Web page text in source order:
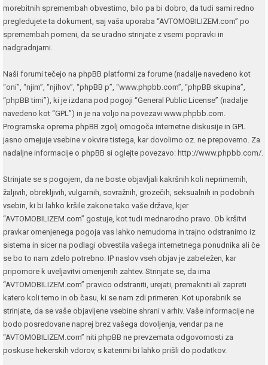
morebitnih spremembah obvestimo, bilo pa bi dobro, da tudi sami redno
pregledujete ta dokument, saj vaša uporaba “AVTOMOBILIZEM.com” po
spremembah pomeni, da se uradno strinjate z vsemi popravki in
nadgradnjami.
Naši forumi tečejo na phpBB platformi za forume (nadalje navedeno kot
“oni”, “njim”, “njihov”, “phpBB p”, “www.phpbb.com”, “phpBB skupina”,
“phpBB timi”), ki je izdana pod pogoji “General Public License” (nadalje
navedeno kot “GPL”) in je na voljo na povezavi www.phpbb.com.
Programska oprema phpBB zgolj omogoča internetne diskusije in GPL
jasno omejuje vsebine v okvire tistega, kar dovolimo oz. ne prepovemo. Za
nadaljne informacije o phpBB si oglejte povezavo: http://www.phpbb.com/.
Strinjate se s pogojem, da ne boste objavljali kakršnih koli neprimernih,
žaljivih, obrekljivih, vulgarnih, sovražnih, grozečih, seksualnih in podobnih
vsebin, ki bi lahko kršile zakone tako vaše države, kjer
“AVTOMOBILIZEM.com” gostuje, kot tudi mednarodno pravo. Ob kršitvi
pravkar omenjenega pogoja vas lahko nemudoma in trajno odstranimo iz
sistema in sicer na podlagi obvestila vašega internetnega ponudnika ali če
se bo to nam zdelo potrebno. IP naslov vseh objav je zabeležen, kar
pripomore k uveljavitvi omenjenih zahtev. Strinjate se, da ima
“AVTOMOBILIZEM.com” pravico odstraniti, urejati, premakniti ali zapreti
katero koli temo in ob času, ki se nam zdi primeren. Kot uporabnik se
strinjate, da se vaše objavljene vsebine shrani v arhiv. Vaše informacije ne
bodo posredovane naprej brez vašega dovoljenja, vendar pa ne
“AVTOMOBILIZEM.com” niti phpBB ne prevzemata odgovornosti za
poskuse hekerskih vdorov, s katerimi bi lahko prišli do podatkov.